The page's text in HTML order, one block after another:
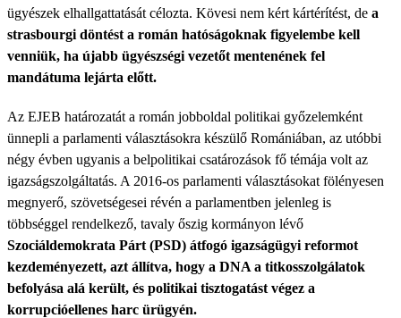
ügyészek elhallgattatását célozta. Kövesi nem kért kártérítést, de a
strasbourgi döntést a román hatóságoknak figyelembe kell
venniük, ha újabb ügyészségi vezetőt mentenének fel
mandátuma lejárta előtt.
Az EJEB határozatát a román jobboldal politikai győzelemként
ünnepli a parlamenti választásokra készülő Romániában, az utóbbi
négy évben ugyanis a belpolitikai csatározások fő témája volt az
igazságszolgáltatás. A 2016-os parlamenti választásokat fölényesen
megnyerő, szövetségesei révén a parlamentben jelenleg is
többséggel rendelkező, tavaly őszig kormányon lévő
Szociáldemokrata Párt (PSD) átfogó igazságügyi reformot
kezdeményezett, azt állítva, hogy a DNA a titkosszolgálatok
befolyása alá került, és politikai tisztogatást végez a
korrupcióellenes harc ürügyén.